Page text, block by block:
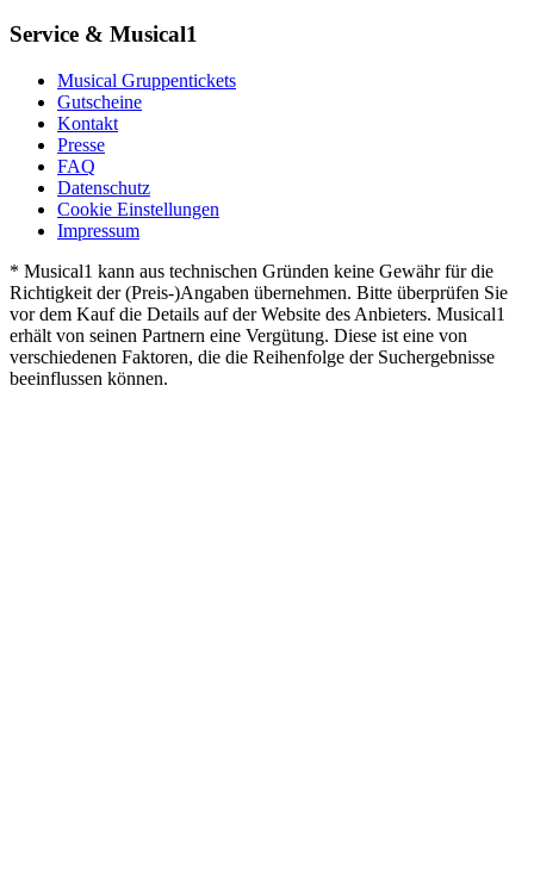
Service & Musical1
Musical Gruppentickets
Gutscheine
Kontakt
Presse
FAQ
Datenschutz
Cookie Einstellungen
Impressum
* Musical1 kann aus technischen Gründen keine Gewähr für die
Richtigkeit der (Preis-)Angaben übernehmen. Bitte überprüfen Sie
vor dem Kauf die Details auf der Website des Anbieters. Musical1
erhält von seinen Partnern eine Vergütung. Diese ist eine von
verschiedenen Faktoren, die die Reihenfolge der Suchergebnisse
beeinflussen können.